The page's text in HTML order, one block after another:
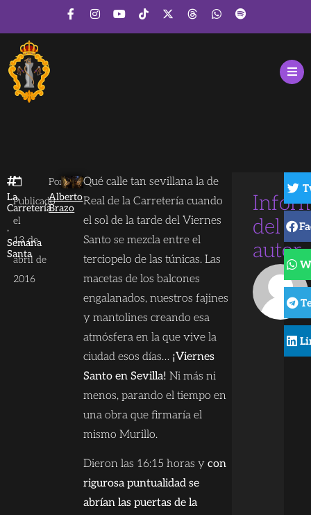
La
Carretería
,
Semana
Santa
Publicado
el
13 de
abril de
2016
Por
Alberto
Brazo
Qué calle tan sevillana la de
Real de la Carretería cuando
el sol de la tarde del Viernes
Santo se mezcla entre el
terciopelo de las túnicas. Las
macetas de los balcones
engalanados, nuestros fajines
y mantolines creando esa
atmósfera en la que vive la
ciudad esos días… ¡Viernes
Santo en Sevilla! Ni más ni
menos, parando el tiempo en
una obra que firmaría el
mismo Murillo.
Dieron las 16:15 horas ycon
rigurosa puntualidad se
abrían las puertas de la
del
autor